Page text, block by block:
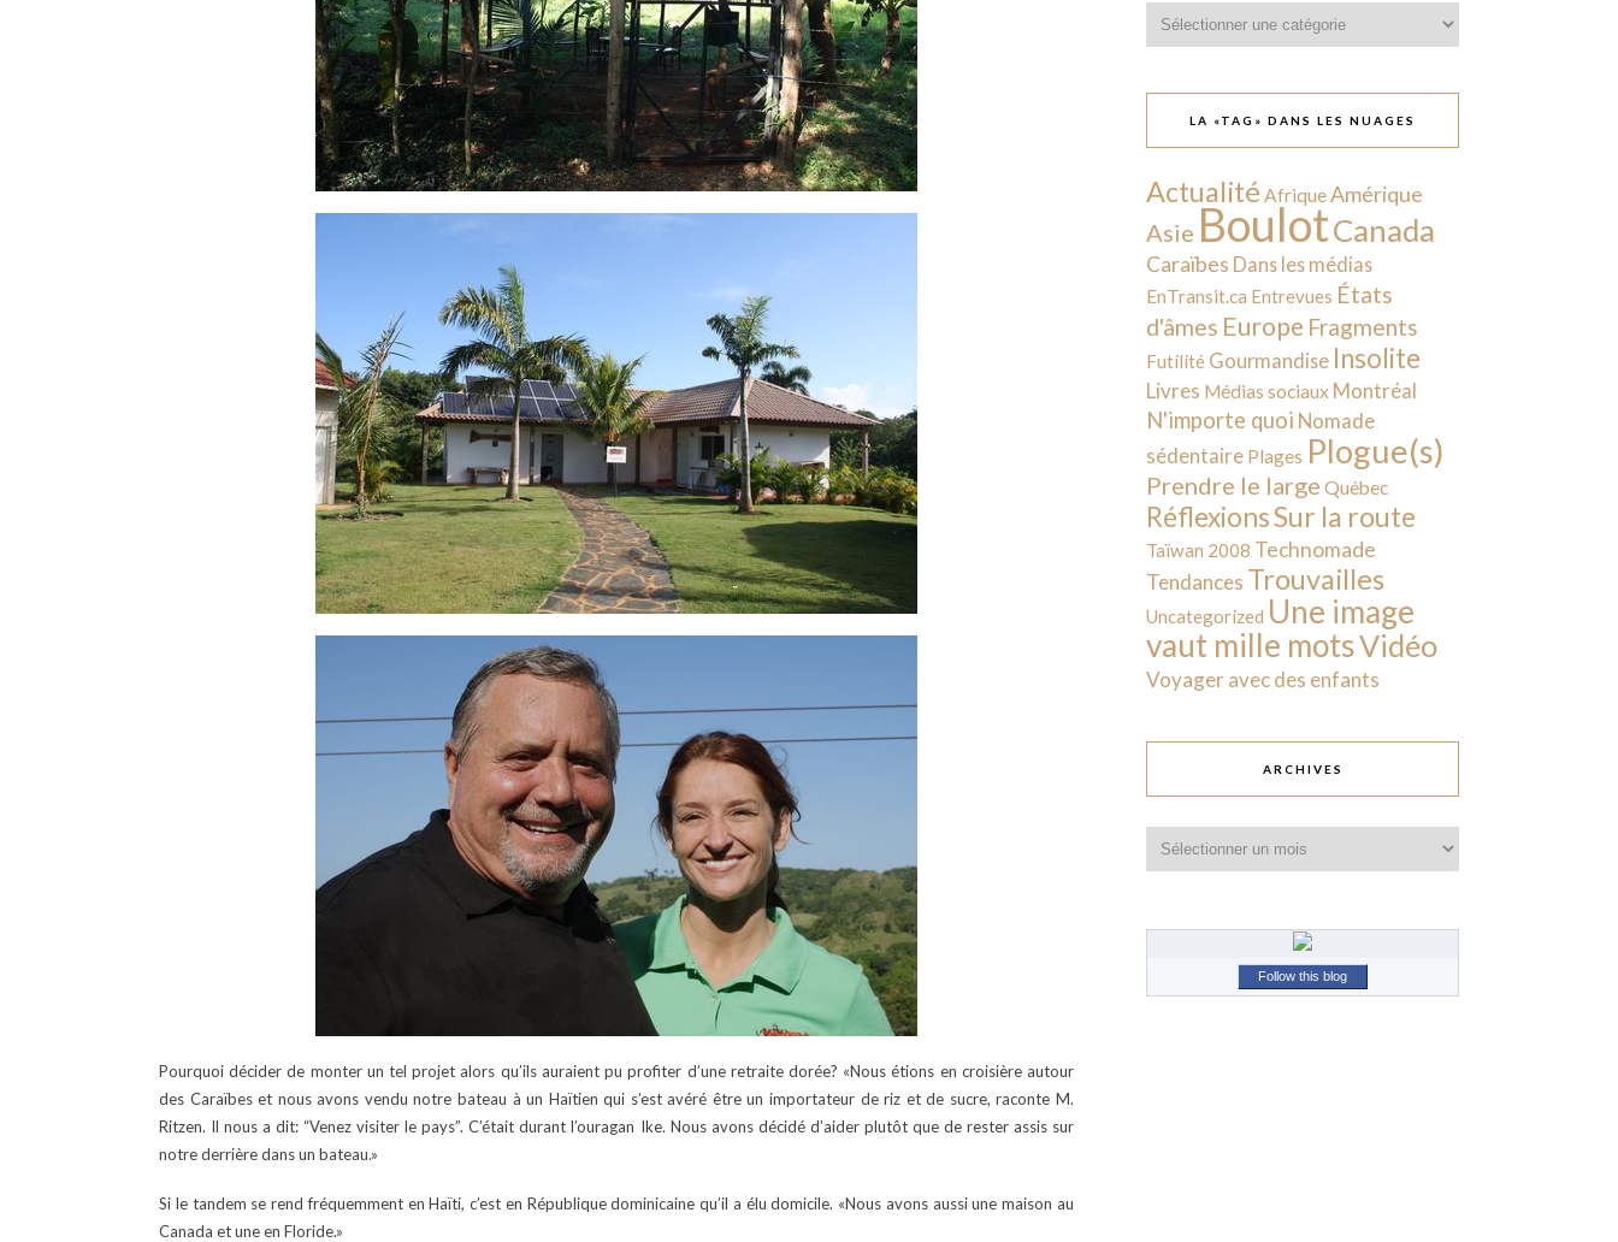
Pourquoi décider de monter un tel projet alors qu’ils auraient pu profiter d’une retraite dorée? «Nous étions en croisière autour
des Caraïbes et nous avons vendu notre bateau à un Haïtien qui s’est avéré être un importateur de riz et de sucre, raconte M.
Ritzen. Il nous a dit: “Venez visiter le pays”. C’était durant l’ouragan Ike. Nous avons décidé d’aider plutôt que de rester assis sur
notre derrière dans un bateau.»
Si le tandem se rend fréquemment en Haïti, c’est en République dominicaine qu’il a élu domicile. «Nous avons aussi une maison au
Canada et une en Floride.»
LA «TAG» DANS LES NUAGES
Actualité AfriqueAmérique
Asie BoulotCanada
Caraïbes Dans les médias
EnTransit.ca Entrevues États
d'âmes Europe Fragments
Futilité Gourmandise Insolite
Livres Médias sociaux Montréal
N'importe quoi Nomade
sédentaire Plages Plogue(s)
Prendre le large Québec
RéflexionsSur la route
Taïwan 2008 Technomade
Tendances Trouvailles
Uncategorized Une image
vaut mille motsVidéo
Voyager avec des enfants
ARCHIVES
Follow this blog